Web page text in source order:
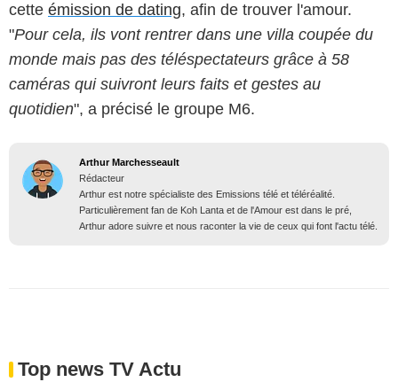
cette émission de dating, afin de trouver l'amour.
"Pour cela, ils vont rentrer dans une villa coupée du
monde mais pas des téléspectateurs grâce à 58
caméras qui suivront leurs faits et gestes au
quotidien", a précisé le groupe M6.
Arthur Marchesseault
Rédacteur
Arthur est notre spécialiste des Emissions télé et téléréalité.
Particulièrement fan de Koh Lanta et de l'Amour est dans le pré,
Arthur adore suivre et nous raconter la vie de ceux qui font l'actu télé.
Top news TV Actu